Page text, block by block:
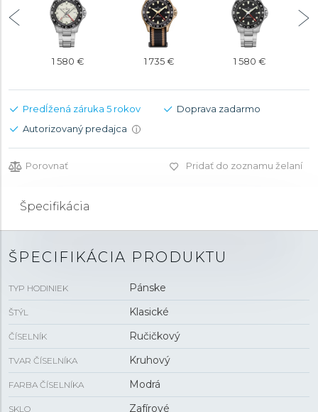
1 580 € 1 735 € 1 580 €
Predĺžená záruka 5 rokov
Doprava zadarmo
Autorizovaný predajca
i
Porovnať Pridať do zoznamu želaní
Špecifikácia
ŠPECIFIKÁCIA PRODUKTU
TYP HODINIEK Pánske
ŠTÝL Klasické
ČÍSELNÍK Ručičkový
TVAR ČÍSELNÍKA Kruhový
FARBA ČÍSELNÍKA Modrá
SKLO Zafírové